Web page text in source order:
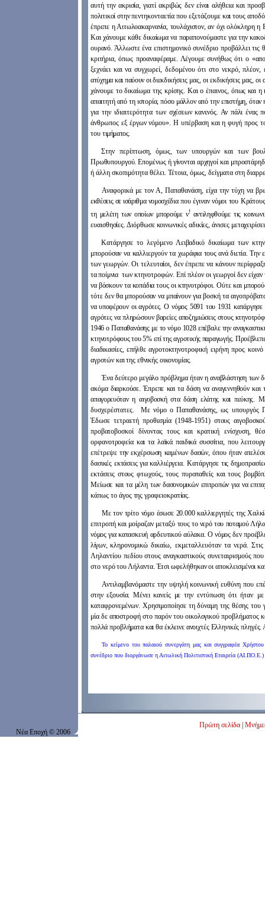
αυτή την ακρισία, γιατί ακριβώς δεν είναι αλήθεια και
πολιτικοί στηνπεντηκονταετία που εξετάζουμε και τους
έπρεπε η Αιτωλοακαρνανία, τουλάχιστον,αν όχι ολόκληρη η
Και χάνουμε κάθε δικαίωμα να παραπονούμαστε για την
ουρανό. Άλλωστεένα επιστημονικό συνέδριο προβάλλει
κριτήρια, όπως προαναφέραμε. Λέγουμε συνήθως ότι ο
ξεχνάει και να συγχωρεί, δεδομένου ότι στο νεκρό, πλέον,
ατύχημα και παύουν οι διεκδικήσεις μας, οι εκδικήσεις μας,
χάνουμε το δικαίωμα της κρίσης. Και ο έπαινος, όπως και η
απαιτητή από τη ιστορία, πόσο μάλλον από την επιστήμη, όταν
για την ιδιαιτερότητατων σχέσεων κανενός. Αν πάλι ένας
άνθρωπος εξ έργων νόμου». Η υπέρβαση και η φυγή προς
του τιμήματος.
Στην περίπτωση, όμως, των υπουργών και των
Πρωθυπουργού. Επομένως ή γίνονται αρχηγοί και
ή άλλη σκοπιμότητα θέλει. Τέτοια, όμως, δείγματα στη
Αναφορικά με τον Α, Παπαθανάση, είχα την τύχη να
εκθέσεις σε ισάριθμα νομοσχέδια που έγιναν νόμοι του
τη μελέτη των οποίων μπορούμε ν!αντιληφθούμε τις κοι
ευαισθησίες. Διόρθωσε κοινωνικές αδικίες, άνισες
Κατάργησε το λεγόμενο Λειβαδικό δικαίωμα των
μπορούσαν να καλλιεργούν τα χωράφια τους ανά διετία. Την
των γεωργών. Οι τελευταίοι, δεν έπρεπε να κάνουν
τα ποίμνια των κτηνοτροφών. Επί πλέον οι γεωργοί δεν
να βόσκουν τα κοπάδια τους οι κτηνοτρόφοι. Ούτε και
τότε δεν θα μπορούσαν να μπαίνουν για βοσκή τα
να υποφέρουν οι αγρότες. Ο νόμος 5091 του 1931 κατάργησε
αγρότες να πληρώσουν βαρείες αποζημιώσεις στους
1946 ο Παπαθανάσης με το νόμο 1028 επέβαλε την αναγκαστικ
κτηνοτρόφους του 5% επί της αγροτικής παραγωγής.
διαδικασίες, επήλθε αγροτοκτηνοτροφική ειρήνη προς
αγροτών και της εθνικής οικονομίας.
Ένα δεύτερο μεγάλο πρόβλημα ήταν η αναβλάστηση των
ακόμα διαρκούσε. Έπρεπε και τα δάση να αναγεννηθούν
απαγορευόταν η αιγοβοσκή στα δάση ελάτης και πεύκης.
δυσχερέστατες. Με νόμο ο Παπαθανάσης, ως υπουργός
Έδωσε τετραετή προθεσμία (1948-1951) στους αιγο
προβατοβοσκοί δίνοντας τους και κρατική ενίσχυση,
ορφανοτροφεία και τα λαϊκά παιδικά συσσίτια, που
επέτρεψε την εκχέρσωση καμένων δασών, όπου ήταν
δασικές εκτάσεις για καλλιέργεια. Κατάργησε τις
εκτάσεις στους φτωχούς, τους πυροπαθείς και τους βομ
Μείωσε και τα μέλη των δασονομικών επιτροπών για να
κάπως το άγος της γραφειοκρατίας.
Με τον τρίτο νόμο έσωσε 20.000 καλλιεργητές της
επιτροπή και μοίραζαν μεταξύ τους το νερό του ποταμού
νόμος για κατασκευή αρδευτικού αύλακα. Ο νόμος δεν προέ­
λίγων,κληρονομικώ δικαίω, εκμεταλλευόταν τα νερά.
Ληλαντίου πεδίου στους αναγκαστικούς συνεταιρισμούς
στο νερό του Λήλαντα. Έτσι ωφελήθηκαν οι αποκλεισμένοι
Αντιλαμβανόμαστε την υψηλή κοινωνική ευθύνη που
στην εξουσία. Μένει κανείς μετην εντύπωση ότι ήταν
καταφρονεμένων. Χρησιμοποίησε τη δύναμη της θέσης του
μία δε αποστροφή στο παρόν του οικολογικού προβλήματος
πολλά προβλήματα και θα έκλεινε ανοιχτές Ελληνικές
Το κείμενο του παλαιού συνεργάτη μας και συγγραφέα
συνέδριο που διοργάνωσε η Αιτωλική Πολιτιστική Εταιρεία
Νέα Εποχή © 2006
Πρώτη σελίδα|